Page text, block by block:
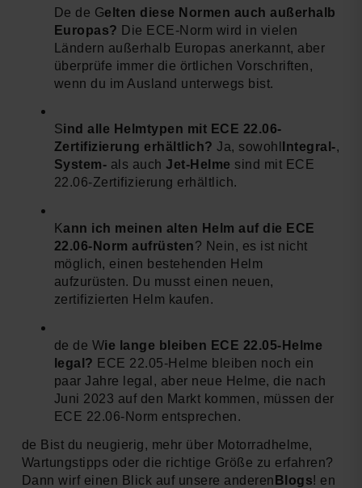
De de Gelten diese Normen auch außerhalb
Europas? Die ECE-Norm wird in vielen
Ländern außerhalb Europas anerkannt, aber
überprüfe immer die örtlichen Vorschriften,
wenn du im Ausland unterwegs bist.
Sind alle Helmtypen mit ECE 22.06-
Zertifizierung erhältlich? Ja, sowohl Integral-,
System- als auchJet-Helme sind mit ECE
22.06-Zertifizierung erhältlich.
Kann ich meinen alten Helm auf die ECE
22.06-Norm aufrüsten? Nein, es ist nicht
möglich, einen bestehenden Helm
aufzurüsten. Du musst einen neuen,
zertifizierten Helm kaufen.
de de Wie lange bleiben ECE 22.05-Helme
legal? ECE 22.05-Helme bleiben noch ein
paar Jahre legal, aber neue Helme, die nach
Juni 2023 auf den Markt kommen, müssen der
ECE 22.06-Norm entsprechen.
de Bist du neugierig, mehr über Motorradhelme,
Wartungstipps oder die richtige Größe zu erfahren?
Dann wirf einen Blick auf unsere anderen Blogs! en